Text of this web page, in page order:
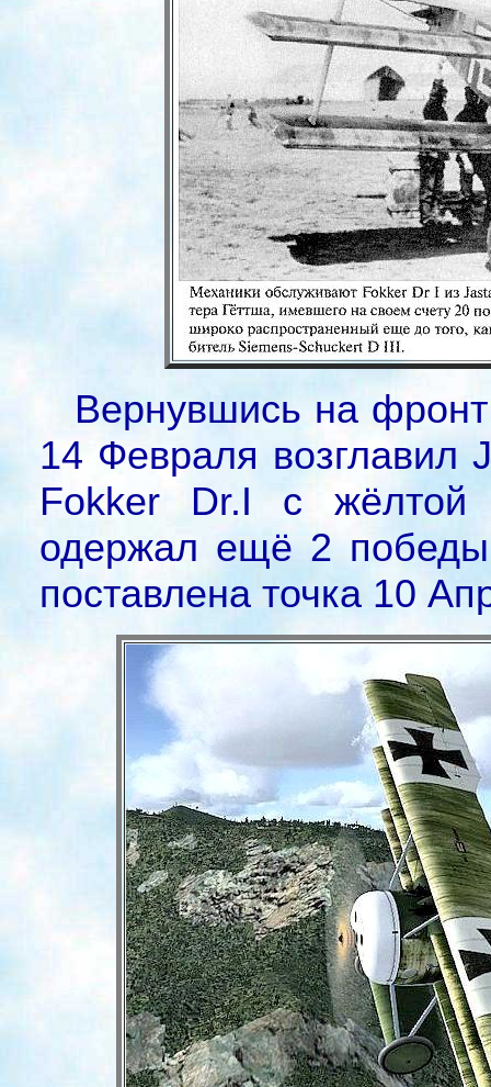
Вернувшись на
14 Февраля возглавил
Fokker Dr.I с
одержал ещё 2
поставлена точка 10